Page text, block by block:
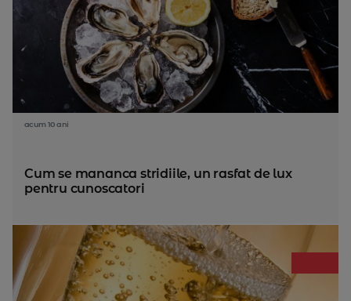
acum 10 ani
Cum se mananca stridiile, un rasfat de lux
pentru cunoscatori